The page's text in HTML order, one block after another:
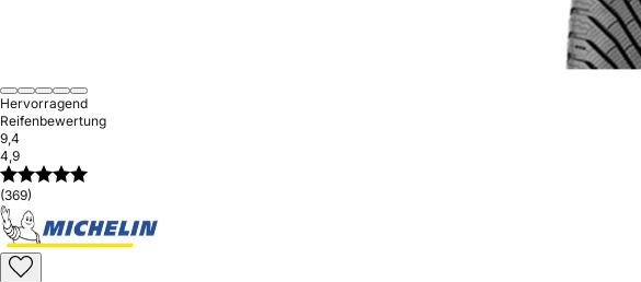
Hervorragend
Reifenbewertung
9,4
4,9
(369)